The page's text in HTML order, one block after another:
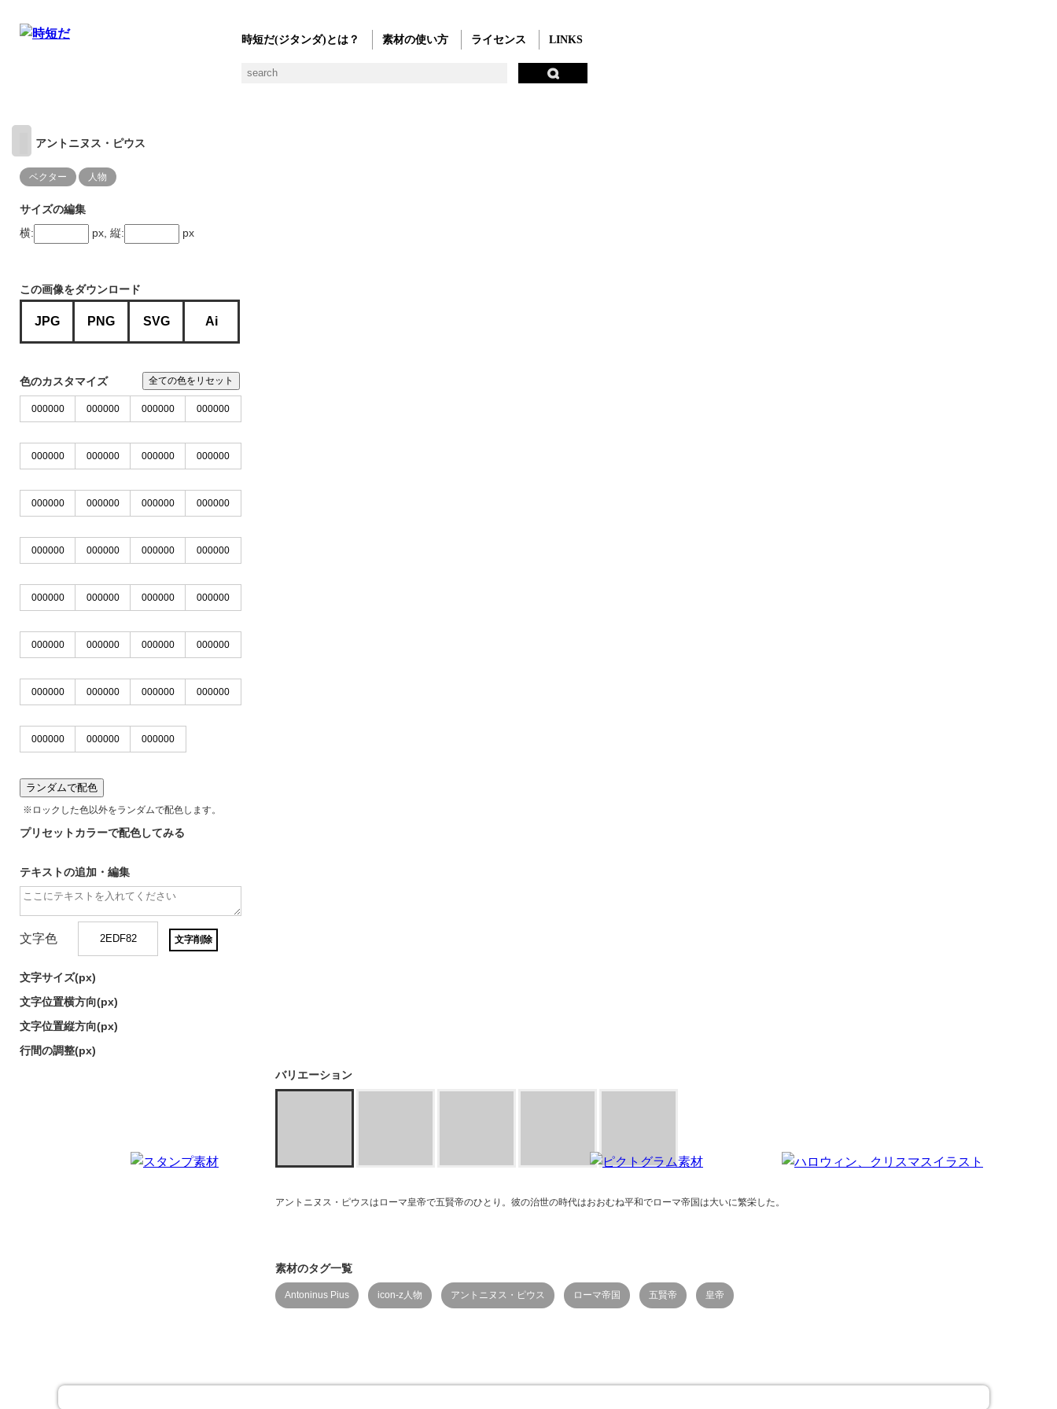
時短だ(ジタンダ)とは？ 素材の使い方 ライセンス LINKS
アントニヌス・ピウス
ベクター 人物
サイズの編集
横:
px, 縦: px
この画像をダウンロード
JPG PNG SVG Ai
色のカスタマイズ 全ての色をリセット
ランダムで配色
※ロックした色以外をランダムで配色します。
プリセットカラーで配色してみる
テキストの追加・編集
文字色 文字削除
文字サイズ(px)
文字位置横方向(px)
文字位置縦方向(px)
行間の調整(px)
バリエーション
アントニヌス・ピウスはローマ皇帝で五賢帝のひとり。彼の治世の時代はおおむね平和でローマ帝国は大いに繁栄した。
素材のタグ一覧
Antoninus Pius icon-z人物 アントニヌス・ピウス ローマ帝国 五賢帝 皇帝